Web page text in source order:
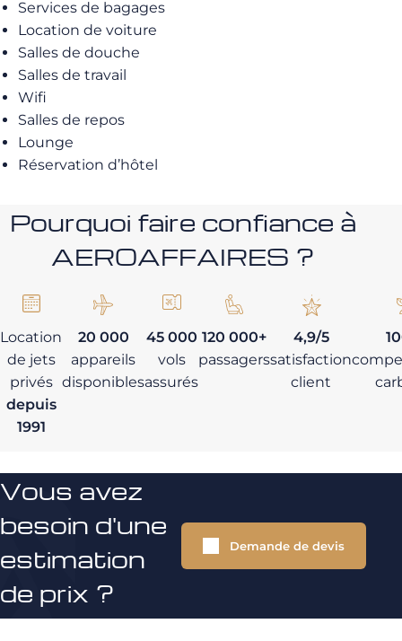
Services de bagages
Location de voiture
Salles de douche
Salles de travail
Wifi
Salles de repos
Lounge
Réservation d’hôtel
Pourquoi faire confiance à
AEROAFFAIRES ?
Location
de jets
privés
depuis
1991
20 000
appareils
disponibles
45 000
vols
assurés
120 000+
passagers
4,9/5
satisfaction
client
Vous avez
besoin d'une
estimation
de prix ?
Demande de devis